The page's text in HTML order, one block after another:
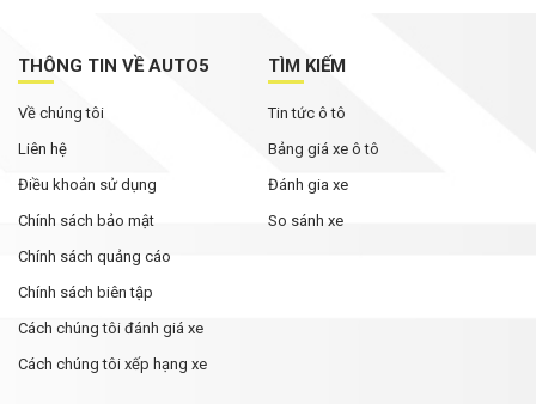
THÔNG TIN VỀ AUTO5
Về chúng tôi
Liên hệ
Điều khoản sử dụng
Chính sách bảo mật
Chính sách quảng cáo
Chính sách biên tập
Cách chúng tôi đánh giá xe
Cách chúng tôi xếp hạng xe
TÌM KIẾM
Tin tức ô tô
Bảng giá xe ô tô
Đánh gia xe
So sánh xe